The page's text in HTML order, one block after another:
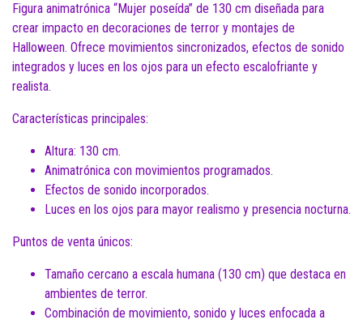
Figura animatrónica “Mujer poseída” de 130 cm diseñada para
crear impacto en decoraciones de terror y montajes de
Halloween. Ofrece movimientos sincronizados, efectos de sonido
integrados y luces en los ojos para un efecto escalofriante y
realista.
Características principales:
Altura: 130 cm.
Animatrónica con movimientos programados.
Efectos de sonido incorporados.
Luces en los ojos para mayor realismo y presencia nocturna.
Puntos de venta únicos:
Tamaño cercano a escala humana (130 cm) que destaca en
ambientes de terror.
Combinación de movimiento, sonido y luces enfocada a